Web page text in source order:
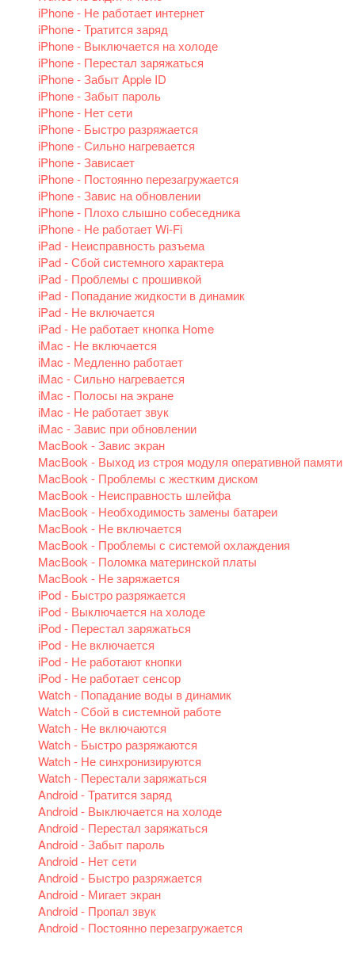
iPhone - Не работает интернет
iPhone - Тратится заряд
iPhone - Выключается на холоде
iPhone - Перестал заряжаться
iPhone - Забыт Apple ID
iPhone - Забыт пароль
iPhone - Нет сети
iPhone - Быстро разряжается
iPhone - Сильно нагревается
iPhone - Зависает
iPhone - Постоянно перезагружается
iPhone - Завис на обновлении
iPhone - Плохо слышно собеседника
iPhone - Не работает Wi-Fi
iPad - Неисправность разъема
iPad - Сбой системного характера
iPad - Проблемы с прошивкой
iPad - Попадание жидкости в динамик
iPad - Не включается
iPad - Не работает кнопка Home
iMac - Не включается
iMac - Медленно работает
iMac - Сильно нагревается
iMac - Полосы на экране
iMac - Не работает звук
iMac - Завис при обновлении
MacBook - Завис экран
MacBook - Выход из строя модуля оперативной памяти
MacBook - Проблемы с жестким диском
MacBook - Неисправность шлейфа
MacBook - Необходимость замены батареи
MacBook - Не включается
MacBook - Проблемы с системой охлаждения
MacBook - Поломка материнской платы
MacBook - Не заряжается
iPod - Быстро разряжается
iPod - Выключается на холоде
iPod - Перестал заряжаться
iPod - Не включается
iPod - Не работают кнопки
iPod - Не работает сенсор
Watch - Попадание воды в динамик
Watch - Сбой в системной работе
Watch - Не включаются
Watch - Быстро разряжаются
Watch - Не синхронизируются
Watch - Перестали заряжаться
Android - Тратится заряд
Android - Выключается на холоде
Android - Перестал заряжаться
Android - Забыт пароль
Android - Нет сети
Android - Быстро разряжается
Android - Мигает экран
Android - Пропал звук
Android - Постоянно перезагружается